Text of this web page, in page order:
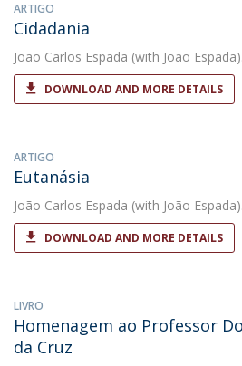
ARTIGO
Cidadania
João Carlos Espada (with João
DOWNLOAD AND MORE DETAILS
ARTIGO
Eutanásia
João Carlos Espada (with João
DOWNLOAD AND MORE DETAILS
LIVRO
Homenagem ao Professor
da Cruz